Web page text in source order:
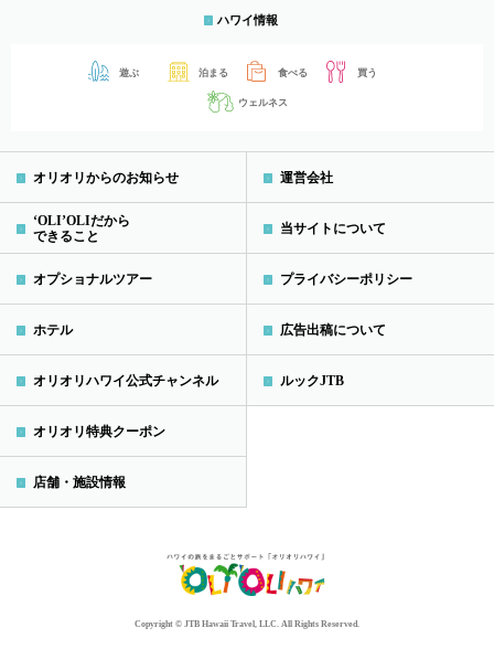
ハワイ情報
遊ぶ 泊まる 食べる 買う
ウェルネス
オリオリからのお知らせ
‘OLI’OLIだから
できること
オプショナルツアー
ホテル
オリオリハワイ公式チャンネル
オリオリ特典クーポン
店舗・施設情報
運営会社
当サイトについて
プライバシーポリシー
広告出稿について
ルックJTB
Copyright © JTB Hawaii Travel, LLC. All Rights Reserved.